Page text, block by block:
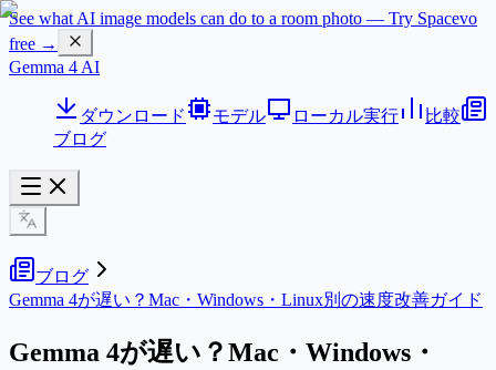
See what AI image models can do to a room photo — Try Spacevo
free →
Gemma 4 AI
ダウンロード モデル ローカル実行
比較
ブログ
ブログ
Gemma 4が遅い？Mac・Windows・Linux別の速度改善ガイド
Gemma 4が遅い？Mac・Windows・